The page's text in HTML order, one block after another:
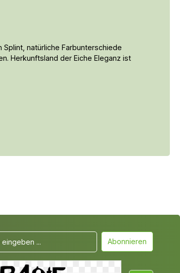
natürliche Farbunterschiede
Herkunftsland der Eiche Eleganz ist
Abonnieren